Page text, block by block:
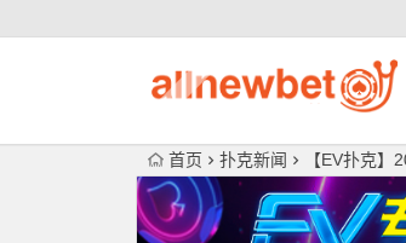
首页 扑克新闻 【EV扑克】